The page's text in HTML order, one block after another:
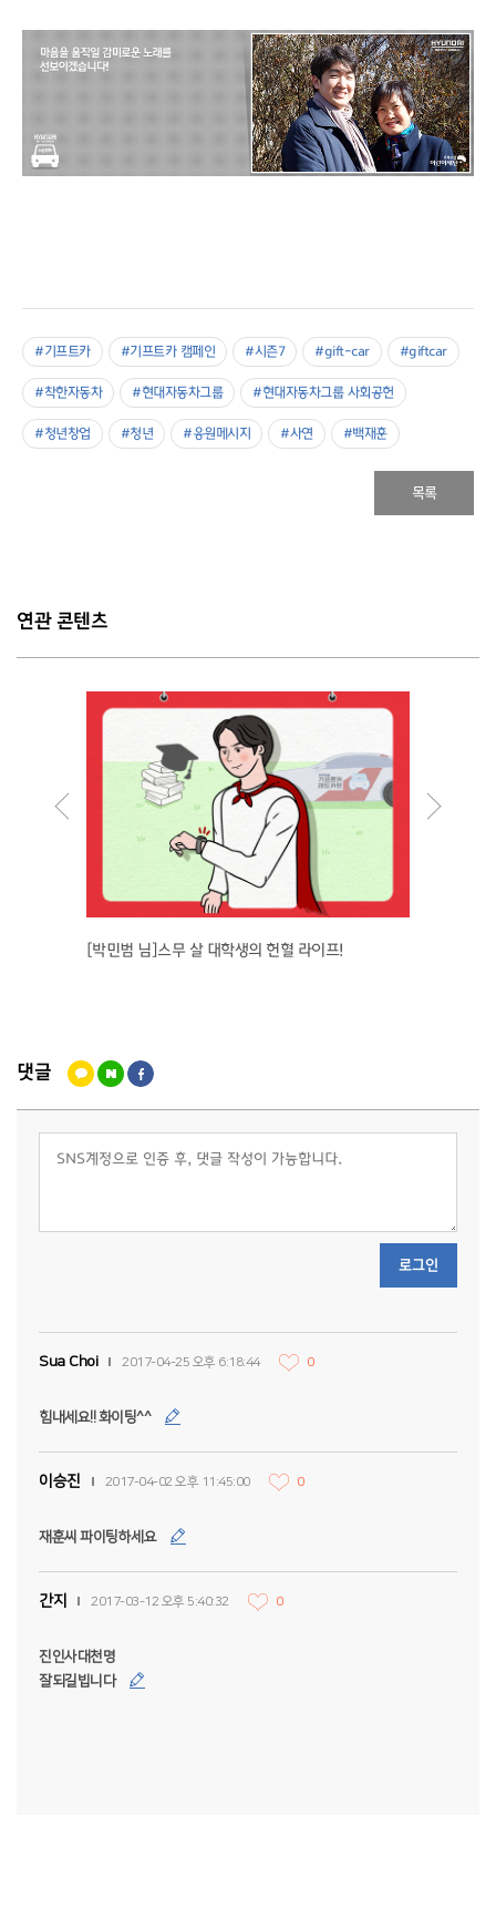
#기프트카 #기프트카 캠페인 #시즌7 #gift-car #giftcar
#착한자동차 #현대자동차그룹 #현대자동차그룹 사회공헌
#청년창업 #청년 #응원메시지 #사연 #백재훈
목록
연관 콘텐츠
[박민범 님]스무 살 대학생의 헌혈 라이프!
댓글
로그인
Sua Choi 2017-04-25 오후 6:18:44 0
힘내세요!! 화이팅^^
이승진 2017-04-02 오후 11:45:00 0
재훈씨 파이팅하세요
간지 2017-03-12 오후 5:40:32 0
진인사대천명
잘되길빕니다